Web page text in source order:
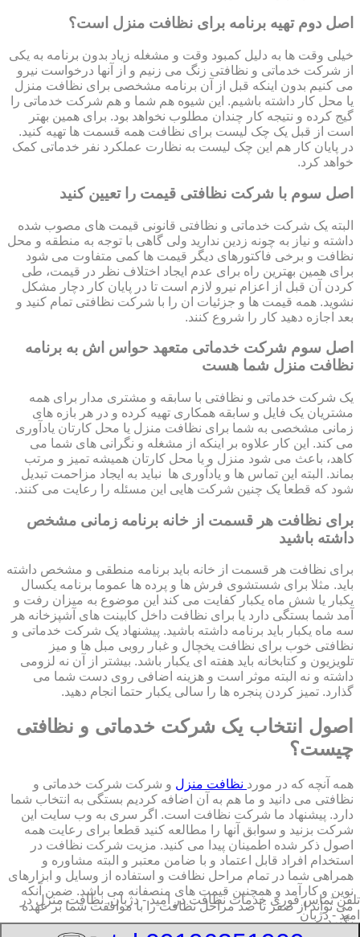
اصل دوم تهیه برنامه برای نظافت منزل است؟
خیلی وقت ها به دلیل کمبود وقت و مشغله زیاد بدون برنامه به یکی
از شرکت خدماتی و نظافتی زنگ می زنیم و از آنها درخواست نیرو
می کنیم بدون اینکه قبل از آن برنامه مشخصی برای نظافت منزل
یا محل کار داشته باشیم. این شیوه هم شما و هم شرکت خدماتی را
گیج کرده و نتیجه کار چندان مطلوب نخواهد بود. برای همین بهتر
است از قبل یک چک لیست برای نظافت همه قسمت ها تهیه کنید.
در پایان کار هم این چک لیست به نظارت عملکرد نفر خدماتی کمک
خواهد کرد.
اصل سوم با شرکت نظافتی قیمت را تعیین کنید
البته یک شرکت خدماتی و نظافتی قانونی قیمت های مصوب شده
داشته و نیاز به چونه زدین ندارید ولی گاهی با توجه به منطقه و محل
نظافت و برخی فاکتورهای دیگر قیمت ها کمی متفاوت می شود
برای همین بهترین راه برای عدم ایجاد اختلاف نظر در قیمت، طی
کردن آن قبل از اعزام نیرو لازم است تا در پایان کار دچار مشکل
نشوید. همه قیمت ها و جزئیات ان را با شرکت نظافتی تمام کنید و
بعد اجازه دهید کار را شروع کنند.
اصل سوم شرکت خدماتی متعهد حواس اش به برنامه
نظافت منزل شما هست
یک شرکت خدماتی و نظافتی با سابقه و مشتری مدار برای همه
مشتریان یک فایل و سابقه همکاری تهیه کرده و در هر بازه های
زمانی مشخصی به شما برای نظافت منزل یا محل کارتان یادآوری
می کند. این کار علاوه بر اینکه از مشغله و نگرانی های شما می
کاهد، باعث می شود منزل و یا محل کارتان همیشه تمیز و مرتب
بماند. البته این تماس ها و یادآوری ها نباید به ایجاد مزاحمت تبدیل
شود که قطعا یک چنین شرکت هایی این مسئله را رعایت می کنند.
برای نظافت هر قسمت از خانه برنامه زمانی مشخص
داشته باشید
برای نظافت هر قسمت از خانه باید برنامه منطقی و مشخص داشته
باید. مثلا برای شستشوی فرش ها و پرده ها عموما برنامه یکسال
یکبار یا شش ماه یکبار کفایت می کند این موضوع به میزان رفت و
آمد شما بستگی دارد یا برای نظافت داخل کابینت های آشپزخانه هر
سه ماه یکبار باید برنامه داشته باشید. پیشنهاد یک شرکت خدماتی و
نظافتی خوب برای نظافت یخچال و غبار روبی مبل ها و میز
تلویزیون و کتابخانه باید هفته ای یکبار باشد. بیشتر از آن نه لزومی
داشته و نه البته موثر است و هزینه اضافی روی دست شما می
گذارد. تمیز کردن پنجره ها را سالی یکبار حتما انجام دهید.
اصول انتخاب یک شرکت خدماتی و نظافتی
چیست؟
همه آنچه که در مورد نظافت منزل و شرکت شرکت خدماتی و
نظافتی می دانید و ما هم به آن اضافه کردیم بستگی به انتخاب شما
دارد. پیشنهاد ما شرکت نظافت است. اگر سری به وب سایت این
شرکت بزنید و سوابق آنها را مطالعه کنید قطعا برای رعایت همه
اصول ذکر شده اطمینان پیدا می کنید. مزیت شرکت نظافت در
استخدام افراد قابل اعتماد و با ضامن معتبر و البته مشاوره و
همراهی شما در تمام مراحل نظافت و استفاده از وسایل و ابزارهای
نوین و کارآمد و همچنین قیمت های منصفانه می باشد. ضمن آنکه
می تواند از صفر تا صد مراحل نظافت را با موافقت شما بر عهده
بگیرد.
تلفن تماس فوریخدمات نظافت در امید - دژبان, نظافت منزل در
امید - دژبان